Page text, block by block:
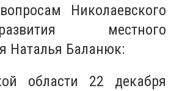
Николаевского
местного
Наталья Баланюк:
области 22 декабря